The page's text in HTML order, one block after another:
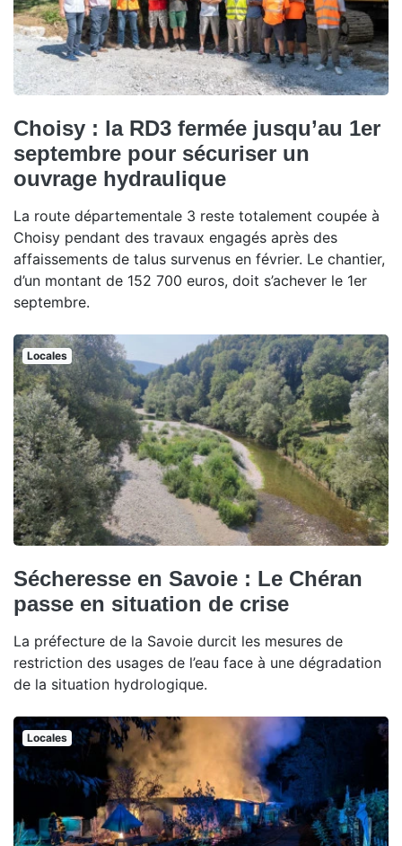
Choisy : la RD3 fermée jusqu’au 1er
septembre pour sécuriser un
ouvrage hydraulique
La route départementale 3 reste totalement coupée à
Choisy pendant des travaux engagés après des
affaissements de talus survenus en février. Le chantier,
d’un montant de 152 700 euros, doit s’achever le 1er
septembre.
Locales
Sécheresse en Savoie : Le Chéran
passe en situation de crise
La préfecture de la Savoie durcit les mesures de
restriction des usages de l’eau face à une dégradation
de la situation hydrologique.
Locales